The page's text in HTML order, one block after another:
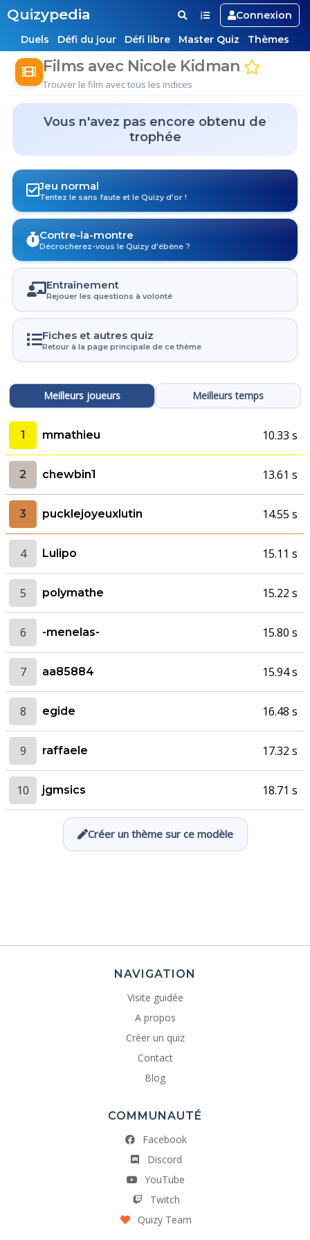
Quizypedia
Connexion
Duels
Défi du jour Défi libre Master Quiz Thèmes
Films avec Nicole Kidman
Trouver le film avec tous les indices
Vous n'avez pas encore obtenu de
trophée
Jeu normal
Tentez le sans faute et le Quizy d'or !
Contre-la-montre
Décrocherez-vous le Quizy d'ébène ?
Entraînement
Rejouer les questions à volonté
Fiches et autres quiz
Retour à la page principale de ce thème
Meilleurs joueurs Meilleurs temps
1 mmathieu 10.33 s
2 chewbin1 13.61 s
3 pucklejoyeuxlutin 14.55 s
4 Lulipo 15.11 s
5 polymathe 15.22 s
6 -menelas- 15.80 s
7 aa85884 15.94 s
8 egide 16.48 s
9 raffaele 17.32 s
10 jgmsics 18.71 s
Créer un thème sur ce modèle
NAVIGATION
Visite guidée
A propos
Créer un quiz
Contact
Blog
COMMUNAUTÉ
Facebook
Discord
YouTube
Twitch
Quizy Team